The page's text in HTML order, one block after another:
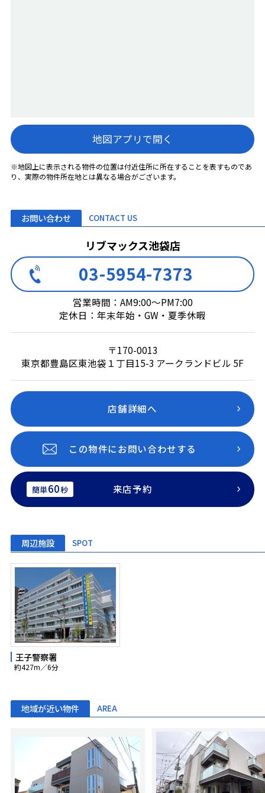
地図アプリで開く
※地図上に表示される物件の位置は付近住所に所在することを表すものであ
り、実際の物件所在地とは異なる場合がございます。
お問い合わせ CONTACT US
リブマックス池袋店
03-5954-7373
営業時間：AM9:00～PM7:00
定休日：年末年始・GW・夏季休暇
〒170-0013
東京都豊島区東池袋１丁目15-3 アークランドビル 5F
店舗詳細へ
この物件にお問い合わせする
簡単60秒 来店予約
周辺施設 SPOT
王子警察署
約427m／6分
地域が近い物件 AREA